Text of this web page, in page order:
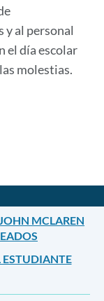
y al personal
el día escolar
molestias.
MCLAREN
ESTUDIANTE